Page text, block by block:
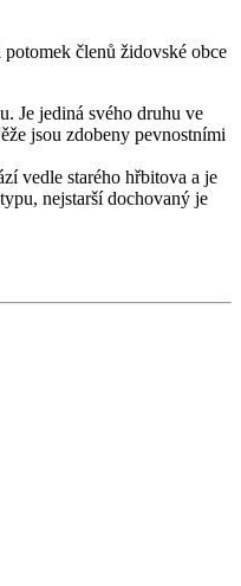
členů židovské obce
Je jediná svého druhu ve
jsou zdobeny pevnostními
vedle starého hřbitova a je
nejstarší dochovaný je